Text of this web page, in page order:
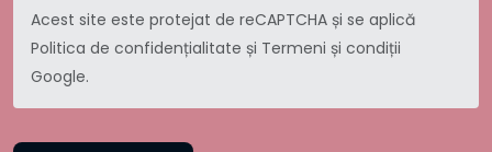
Acest site este protejat de reCAPTCHA și se aplică
Politica de confidențialitate și Termeni și condiții
Google.